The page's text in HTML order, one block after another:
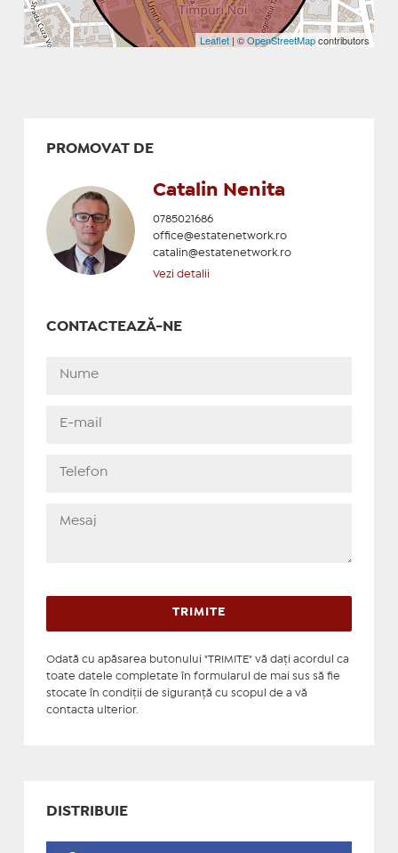
Leaflet | ©OpenStreetMapcontributors
PROMOVAT DE
Catalin Nenita
0785021686
office@estatenetwork.ro
catalin@estatenetwork.ro
Vezi detalii
CONTACTEAZĂ-NE
Odată cu apăsarea butonului "TRIMITE" vă daţi acordul ca
toate datele completate în formularul de mai sus să fie
stocate în condiţii de siguranţă cu scopul de a vă
contacta ulterior.
DISTRIBUIE